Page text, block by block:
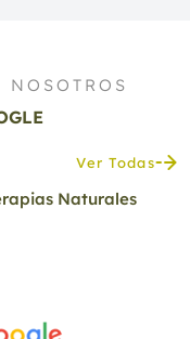
Ver Todas
Naturales